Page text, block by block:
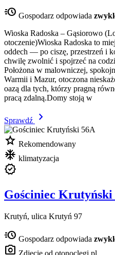
acute Gospodarz odpowiada
Wioska Radoska – Gąsiorowo
otoczenie)Wioska Radoska to
oddech — po ciszę, przestrzeń i
chwilę zwolnić i spojrzeć na
Położona w malowniczej,
Warmii i Mazur, otoczona
oazą dla tych, którzy pragną
pracą zdalną.Domy stoją w
Sprawdź
chevron_right
star Rekomendowany
mode_cool klimatyzacja
verified
Gościniec Krutyński
Krutyń, ulica Krutyń 97
acute Gospodarz odpowiada
photo_camera Zdjęcie od otonoclegi.pl